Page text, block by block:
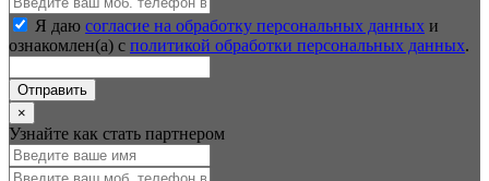
Я даю согласие на обработку персональных данных и
ознакомлен(а) с политикой обработки персональных данных.
Отправить
×
Узнайте как стать партнером